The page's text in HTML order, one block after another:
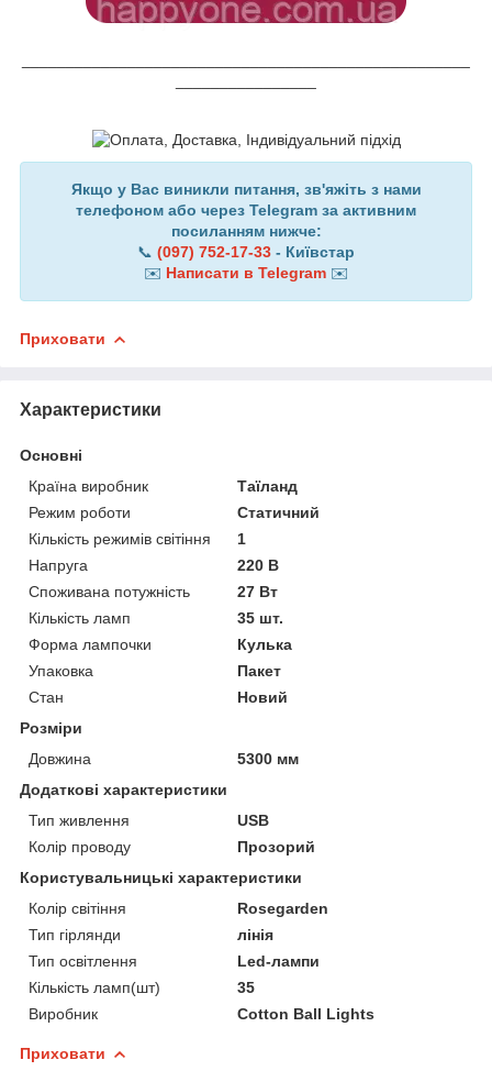
Якщо у Вас виникли питання, зв'яжіть з нами
телефоном або через Telegram за активним
посиланням нижче:
📞 (097) 752-17-33 - Київстар
✉️ Написати в Telegram ✉️
Приховати
Характеристики
Основні
Країна виробник
Таїланд
Режим роботи
Статичний
Кількість режимів світіння
1
Напруга
220 В
Споживана потужність
27 Вт
Кількість ламп
35 шт.
Форма лампочки
Кулька
Упаковка
Пакет
Стан
Новий
Розміри
Довжина
5300 мм
Додаткові характеристики
Тип живлення
USB
Колір проводу
Прозорий
Користувальницькі характеристики
Колір світіння
Rosegarden
Тип гірлянди
лінія
Тип освітлення
Led-лампи
Кількість ламп(шт)
35
Виробник
Cotton Ball Lights
Приховати